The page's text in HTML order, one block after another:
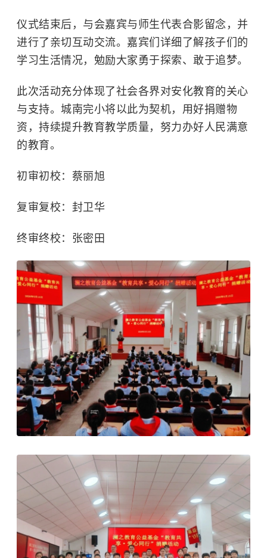
仪式结束后，与会嘉宾与师生代表合影留念，并
进行了亲切互动交流。嘉宾们详细了解孩子们的
学习生活情况，勉励大家勇于探索、敢于追梦。
此次活动充分体现了社会各界对安化教育的关心
与支持。城南完小将以此为契机，用好捐赠物
资，持续提升教育教学质量，努力办好人民满意
的教育。
初审初校：蔡丽旭
复审复校：封卫华
终审终校：张密田